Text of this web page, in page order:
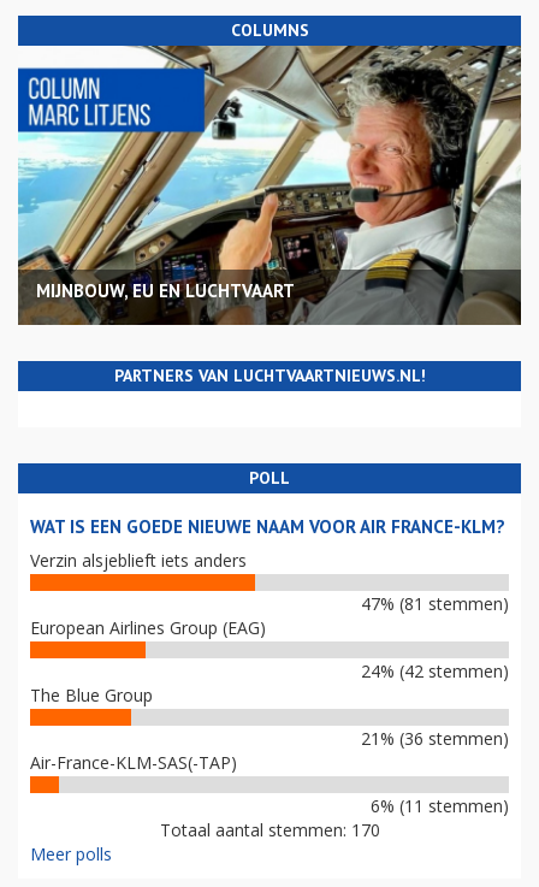
COLUMNS
MIJNBOUW, EU EN LUCHTVAART
PARTNERS VAN LUCHTVAARTNIEUWS.NL!
POLL
WAT IS EEN GOEDE NIEUWE NAAM VOOR AIR FRANCE-KLM?
Verzin alsjeblieft iets anders
47% (81 stemmen)
European Airlines Group (EAG)
24% (42 stemmen)
The Blue Group
21% (36 stemmen)
Air-France-KLM-SAS(-TAP)
6% (11 stemmen)
Totaal aantal stemmen: 170
Meer polls